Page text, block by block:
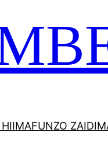
MAFUNZO ZAIDI